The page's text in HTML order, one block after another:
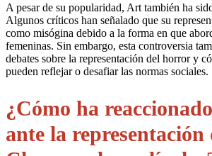
A pesar de su popularidad, Art también ha
Algunos críticos han señalado que su
como misógina debido a la forma en que
femeninas. Sin embargo, esta controversia
debates sobre la representación del horror y
pueden reflejar o desafiar las normas sociales.
¿Cómo ha
ante la